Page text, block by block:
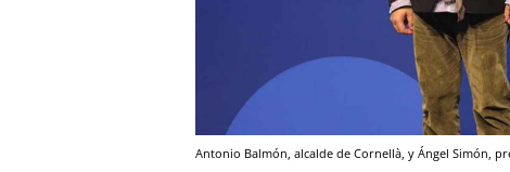
Antonio Balmón, alcalde de Cornellà, y Ángel Simón,